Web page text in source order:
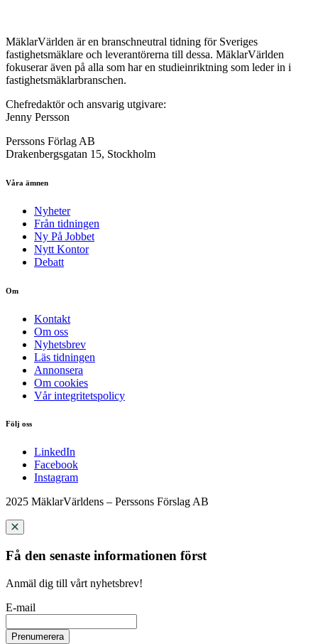
MäklarVärlden är en branschneutral tidning för Sveriges
fastighetsmäklare och leverantörerna till dessa. MäklarVärlden
fokuserar även på alla som har en studieinriktning som leder in i
fastighetsmäklarbranschen.
Chefredaktör och ansvarig utgivare:
Jenny Persson
Perssons Förlag AB
Drakenbergsgatan 15, Stockholm
Våra ämnen
Nyheter
Från tidningen
Ny På Jobbet
Nytt Kontor
Debatt
Om
Kontakt
Om oss
Nyhetsbrev
Läs tidningen
Annonsera
Om cookies
Vår integritetspolicy
Följ oss
LinkedIn
Facebook
Instagram
2025 MäklarVärldens – Perssons Förslag AB
Få den senaste informationen först
Anmäl dig till vårt nyhetsbrev!
E-mail
Prenumerera